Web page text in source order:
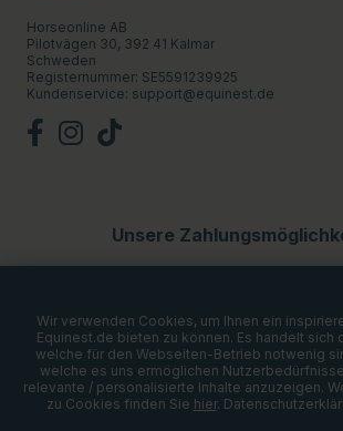
Horseonline AB
Pilotvägen 30, 392 41 Kalmar
Schweden
Registernummer: SE5591239925
Kundenservice: support@equinest.de
Unsere
Wir verwenden Cookies, um Ihnen ein
Equinest.de bieten zu können. Es handelt sich
welche für den Webseiten-Betrieb notwenig
welche es uns ermöglichen
relevante / personalisierte Inhalte anzuzeigen.
zu Cookies finden Sie hier.